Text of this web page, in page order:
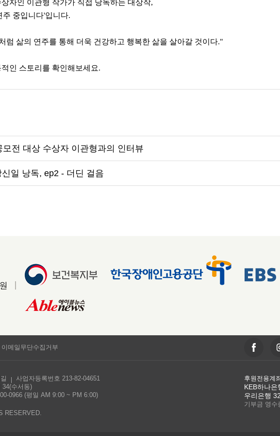
자인 이관형 작가가 직접 낭독하는 대상작,
주 중입니다'입니다.
럼 삶의 연주를 통해 더욱 건강하고 행복한 삶을 살아갈 것이다."
인 스토리를 확인해보세요.
모전 대상 수상자 이관형과의 인터뷰
일 낭독, ep2 - 더딘 걸음
이메일무단수집거부
사업자등록번호 213-82-04651
34(수서동)
0966 (평일 AM 9:00 ~ PM 6:00)
RESERVED.
후원전용계
KEB하나
우리은행
기부금 영수